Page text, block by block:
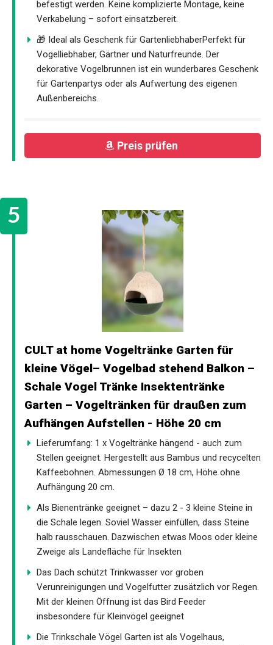
befestigt werden. Keine komplizierte Montage, keine
Verkabelung – sofort einsatzbereit.
🎁 Ideal als Geschenk für GartenliebhaberPerfekt für
Vogelliebhaber, Gärtner und Naturfreunde. Der
dekorative Vogelbrunnen ist ein wunderbares Geschenk
für Gartenpartys oder als Aufwertung des eigenen
Außenbereichs.
Preis prüfen
CULT at home Vogeltränke Garten für
kleine Vögel– Vogelbad stehend Balkon –
Schale Vogel Tränke Insektentränke
Garten – Vogeltränken für draußen zum
Aufhängen Aufstellen - Höhe 20 cm
Lieferumfang: 1 x Vogeltränke hängend - auch zum
Stellen geeignet. Hergestellt aus Bambus und recycelten
Kaffeebohnen. Abmessungen Ø 18 cm, Höhe ohne
Aufhängung 20 cm.
Als Bienentränke geeignet – dazu 2 - 3 kleine Steine in
die Schale legen. Soviel Wasser einfüllen, dass Steine
halb rausschauen. Dazwischen etwas Moos oder kleine
Zweige als Landefläche für Insekten
Das Dach schützt Trinkwasser vor groben
Verunreinigungen und Vogelfutter zusätzlich vor Regen.
Mit der kleinen Öffnung ist das Bird Feeder
insbesondere für Kleinvögel geeignet
Die Trinkschale Vögel Garten ist als Vogelhaus,